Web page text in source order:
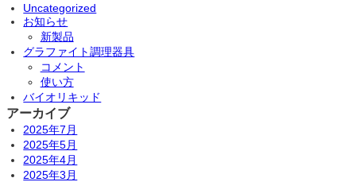
Uncategorized
お知らせ
新製品
グラファイト調理器具
コメント
使い方
バイオリキッド
アーカイブ
2025年7月
2025年5月
2025年4月
2025年3月